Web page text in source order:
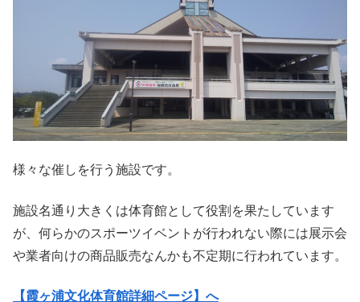
様々な催しを行う施設です。
施設名通り大きくは体育館として役割を果たしています
が、何らかのスポーツイベントが行われない際には展示会
や業者向けの商品販売なんかも不定期に行われています。
【霞ヶ浦文化体育館詳細ページ】へ